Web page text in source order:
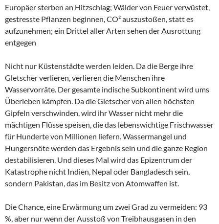
Europäer sterben an Hitzschlag; Wälder von Feuer verwüstet,
gestresste Pflanzen beginnen, CO² auszustoßen, statt es
aufzunehmen; ein Drittel aller Arten sehen der Ausrottung
entgegen
Nicht nur Küstenstädte werden leiden. Da die Berge ihre
Gletscher verlieren, verlieren die Menschen ihre
Wasservorräte. Der gesamte indische Subkontinent wird ums
Überleben kämpfen. Da die Gletscher von allen höchsten
Gipfeln verschwinden, wird ihr Wasser nicht mehr die
mächtigen Flüsse speisen, die das lebenswichtige Frischwasser
für Hunderte von Millionen liefern. Wassermangel und
Hungersnöte werden das Ergebnis sein und die ganze Region
destabilisieren. Und dieses Mal wird das Epizentrum der
Katastrophe nicht Indien, Nepal oder Bangladesch sein,
sondern Pakistan, das im Besitz von Atomwaffen ist.
Die Chance, eine Erwärmung um zwei Grad zu vermeiden: 93
%, aber nur wenn der Ausstoß von Treibhausgasen in den